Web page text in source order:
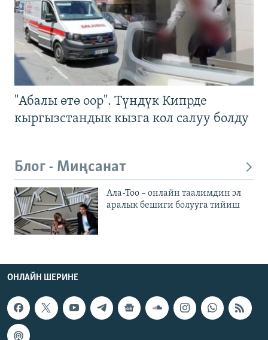
"Абалы өтө оор". Түндүк Кипрде
кыргызстандык кызга кол салуу болду
Блог - Миңсанат
Ала-Тоо – онлайн таалимдин эл
аралык бешиги болууга тийиш
ОНЛАЙН ШЕРИНЕ